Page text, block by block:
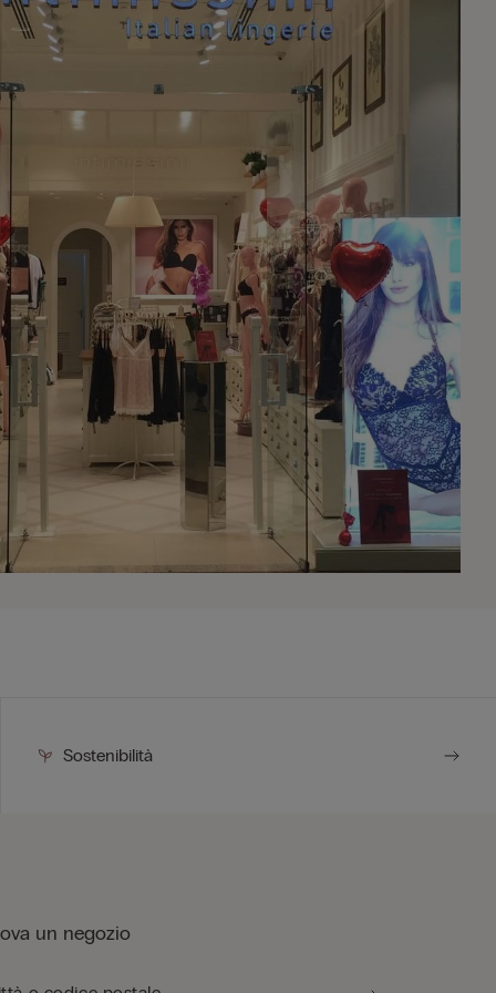
Sostenibilità
un negozio